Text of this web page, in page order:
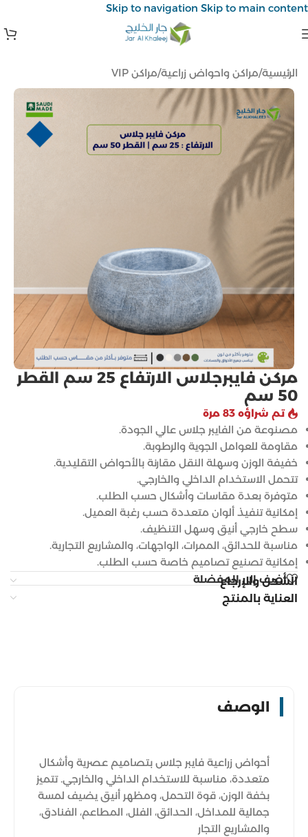
Skip to navigation Skip to main content
الرئيسية/مراكن واحواض زراعية/مراكن VIP
مركن فايبرجلاس الارتفاع 25 سم القطر
50 سم
تم شراؤه 83 مرة
مصنوعة من الفايبر جلاس عالي الجودة.
مقاومة للعوامل الجوية والرطوبة.
خفيفة الوزن وسهلة النقل مقارنة بالأحواض التقليدية.
تتحمل الاستخدام الداخلي والخارجي.
متوفرة بعدة مقاسات وأشكال حسب الطلب.
إمكانية تنفيذ ألوان متعددة حسب رغبة العميل.
سطح خارجي أنيق وسهل التنظيف.
مناسبة للحدائق، الممرات، الواجهات، والمشاريع التجارية.
إمكانية تصنيع تصاميم خاصة حسب الطلب.
أضف إلى المفضلة
الشحن والإرجاع
العناية بالمنتج
الوصف
أحواض زراعية فايبر جلاس بتصاميم عصرية وأشكال
متعددة، مناسبة للاستخدام الداخلي والخارجي. تتميز
بخفة الوزن، قوة التحمل، ومظهر أنيق يضيف لمسة
جمالية للمداخل، الحدائق، الفلل، المطاعم، الفنادق،
والمشاريع التجار